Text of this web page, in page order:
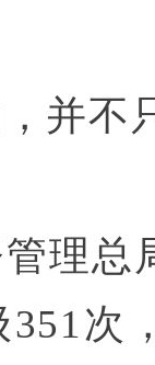
并不
理总
次